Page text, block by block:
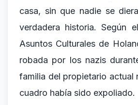
casa, sin que nadie se
verdadera historia. Según
Asuntos Culturales de
robada por los nazis
familia del propietario actual
cuadro había sido expoliado.